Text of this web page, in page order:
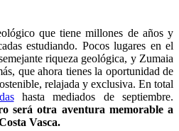
que tiene millones de años y
estudiando. Pocos lugares en el
riqueza geológica, y Zumaia
que ahora tienes la oportunidad de
relajada y exclusiva. En total
hasta mediados de septiembre.
será otra aventura memorable a
Vasca.